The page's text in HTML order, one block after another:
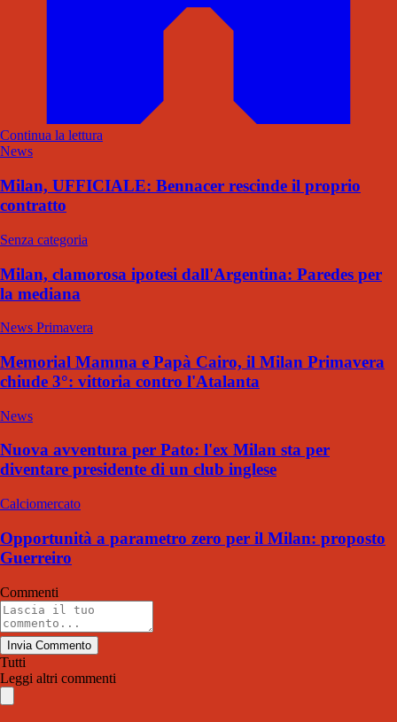
Continua la lettura
News
Milan, UFFICIALE: Bennacer rescinde il proprio
contratto
Senza categoria
Milan, clamorosa ipotesi dall'Argentina: Paredes per
la mediana
News Primavera
Memorial Mamma e Papà Cairo, il Milan Primavera
chiude 3°: vittoria contro l'Atalanta
News
Nuova avventura per Pato: l'ex Milan sta per
diventare presidente di un club inglese
Calciomercato
Opportunità a parametro zero per il Milan: proposto
Guerreiro
Commenti
Invia Commento
Tutti
Leggi altri commenti